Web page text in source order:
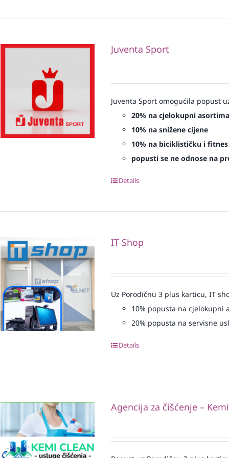
Juventa Sport
Juventa Sport omogućila popust
20% na cjelokupni
10% na snižene cijene
10% na biciklističku i
popusti se ne odnose na
Details
IT Shop
Uz Porodičnu 3 plus karticu, IT
10% popusta na cjelokupni
20% popusta na servisne
Details
Agencija za čišćenje –